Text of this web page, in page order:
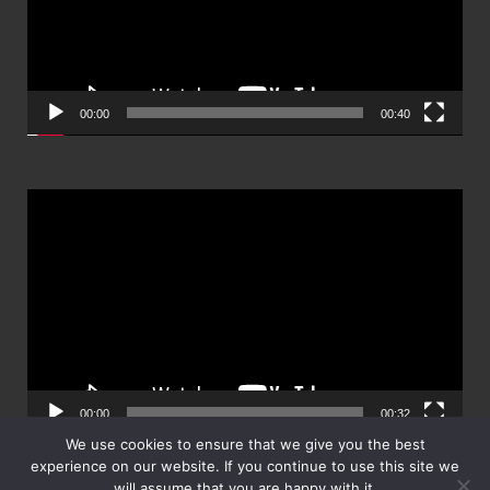
00:00 00:40
00:00 00:32
We use cookies to ensure that we give you the best
experience on our website. If you continue to use this site we